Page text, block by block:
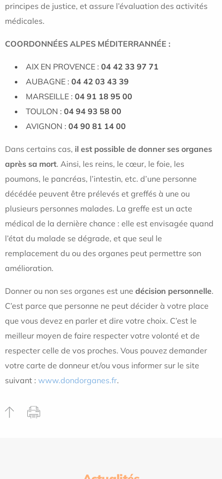
principes de justice, et assure l’évaluation des activités
médicales.
COORDONNÉES ALPES MÉDITERRANNÉE :
AIX EN PROVENCE : 04 42 33 97 71
AUBAGNE : 04 42 03 43 39
MARSEILLE : 04 91 18 95 00
TOULON : 04 94 93 58 00
AVIGNON : 04 90 81 14 00
Dans certains cas, il est possible de donner ses organes
après sa mort. Ainsi, les reins, le cœur, le foie, les
poumons, le pancréas, l’intestin, etc. d’une personne
décédée peuvent être prélevés et greffés à une ou
plusieurs personnes malades. La greffe est un acte
médical de la dernière chance : elle est envisagée quand
l’état du malade se dégrade, et que seul le
remplacement du ou des organes peut permettre son
amélioration.
Donner ou non ses organes est une décision personnelle.
C’est parce que personne ne peut décider à votre place
que vous devez en parler et dire votre choix. C’est le
meilleur moyen de faire respecter votre volonté et de
respecter celle de vos proches. Vous pouvez demander
votre carte de donneur et/ou vous informer sur le site
suivant : www.dondorganes.fr.